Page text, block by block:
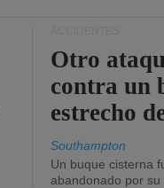
Otro
contra un
estrecho
Southampton
Un buque cisterna
abandonado por su